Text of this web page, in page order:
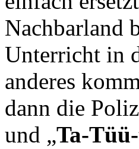
Nachbarland
Unterricht in
anderes
dann die
und „Ta-